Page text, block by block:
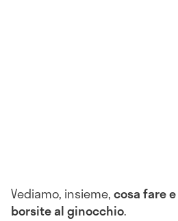
Vediamo, insieme,cosa fare
borsite al ginocchio.